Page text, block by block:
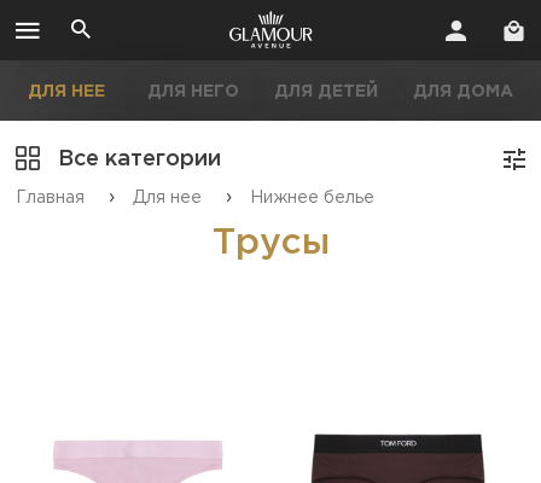
ДЛЯ НЕЕ ДЛЯ НЕГО ДЛЯ ДЕТЕЙ ДЛЯ ДОМА
Все категории
Главная › Для нее › Нижнее белье
Трусы